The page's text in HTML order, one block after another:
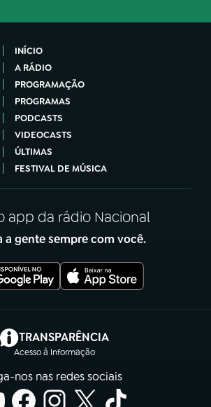
INÍCIO
A RÁDIO
PROGRAMAÇÃO
PROGRAMAS
PODCASTS
VIDEOCASTS
ÚLTIMAS
FESTIVAL DE MÚSICA
app da rádio Nacional
a gente sempre com você.
TRANSPARÊNCIA
Acesso à Informação
(abre em nova aba)
nos nas redes sociais